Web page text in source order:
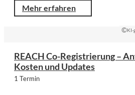
Mehr erfahren
©KI-
REACH Co-Registrierung –
Kosten und Updates
1 Termin